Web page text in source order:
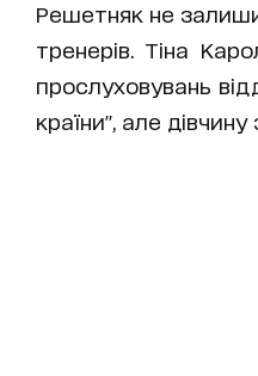
Решетняк не
тренерів. Тіна
прослуховувань
країни", але